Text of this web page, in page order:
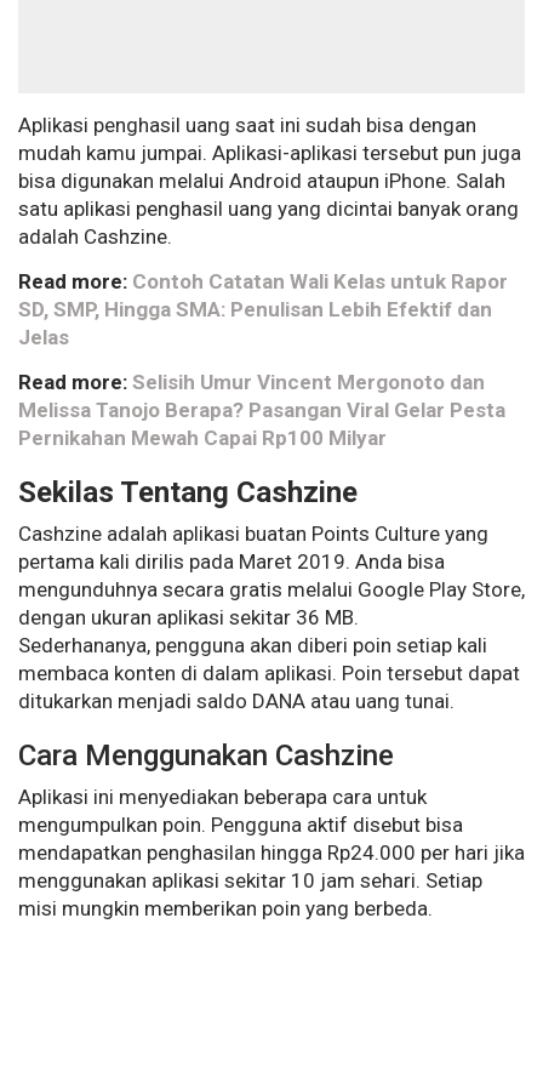
Aplikasi penghasil uang saat ini sudah bisa dengan
mudah kamu jumpai. Aplikasi-aplikasi tersebut pun juga
bisa digunakan melalui Android ataupun iPhone. Salah
satu aplikasi penghasil uang yang dicintai banyak orang
adalah Cashzine.
Read more: Contoh Catatan Wali Kelas untuk Rapor
SD, SMP, Hingga SMA: Penulisan Lebih Efektif dan
Jelas
Read more: Selisih Umur Vincent Mergonoto dan
Melissa Tanojo Berapa? Pasangan Viral Gelar Pesta
Pernikahan Mewah Capai Rp100 Milyar
Sekilas Tentang Cashzine
Cashzine adalah aplikasi buatan Points Culture yang
pertama kali dirilis pada Maret 2019. Anda bisa
mengunduhnya secara gratis melalui Google Play Store,
dengan ukuran aplikasi sekitar 36 MB.
Sederhananya, pengguna akan diberi poin setiap kali
membaca konten di dalam aplikasi. Poin tersebut dapat
ditukarkan menjadi saldo DANA atau uang tunai.
Cara Menggunakan Cashzine
Aplikasi ini menyediakan beberapa cara untuk
mengumpulkan poin. Pengguna aktif disebut bisa
mendapatkan penghasilan hingga Rp24.000 per hari jika
menggunakan aplikasi sekitar 10 jam sehari. Setiap
misi mungkin memberikan poin yang berbeda.